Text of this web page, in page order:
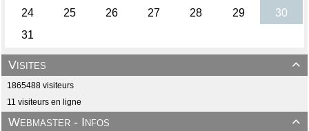

Visites
1865488 visiteurs
11 visiteurs en ligne

Webmaster - Infos